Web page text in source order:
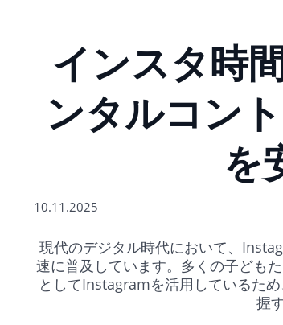
インスタ時
ンタルコン
を
10.11.2025
現代のデジタル時代において、
速に普及しています。多くの子ども
としてInstagramを活用しているた
握